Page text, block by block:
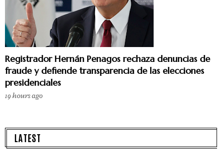
Registrador Hernán Penagos rechaza denuncias de
fraude y defiende transparencia de las elecciones
presidenciales
19 hours ago
LATEST